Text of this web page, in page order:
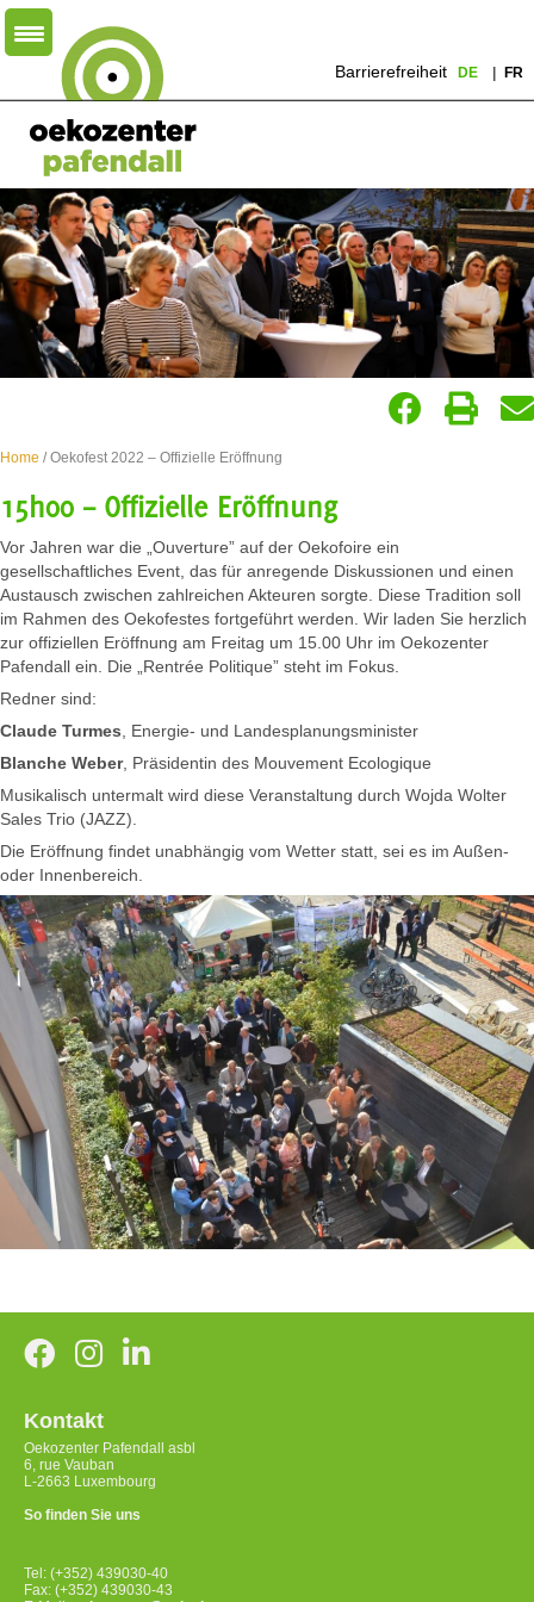
Barrierefreiheit DE FR
Home / Oekofest 2022 – Offizielle Eröffnung
15h00 – Offizielle Eröffnung
Vor Jahren war die „Ouverture” auf der Oekofoire ein
gesellschaftliches Event, das für anregende Diskussionen und einen
Austausch zwischen zahlreichen Akteuren sorgte. Diese Tradition soll
im Rahmen des Oekofestes fortgeführt werden. Wir laden Sie herzlich
zur offiziellen Eröffnung am Freitag um 15.00 Uhr im Oekozenter
Pafendall ein. Die „Rentrée Politique” steht im Fokus.
Redner sind:
Claude Turmes, Energie- und Landesplanungsminister
Blanche Weber, Präsidentin des Mouvement Ecologique
Musikalisch untermalt wird diese Veranstaltung durch Wojda Wolter
Sales Trio (JAZZ).
Die Eröffnung findet unabhängig vom Wetter statt, sei es im Außen-
oder Innenbereich.
Kontakt
Oekozenter Pafendall asbl
6, rue Vauban
L-2663 Luxembourg
So finden Sie uns
Tel: (+352) 439030-40
Fax: (+352) 439030-43